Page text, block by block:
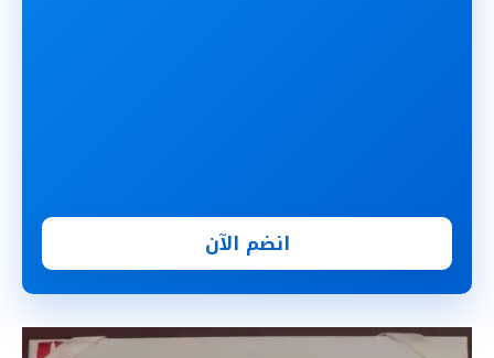
انضم الآن